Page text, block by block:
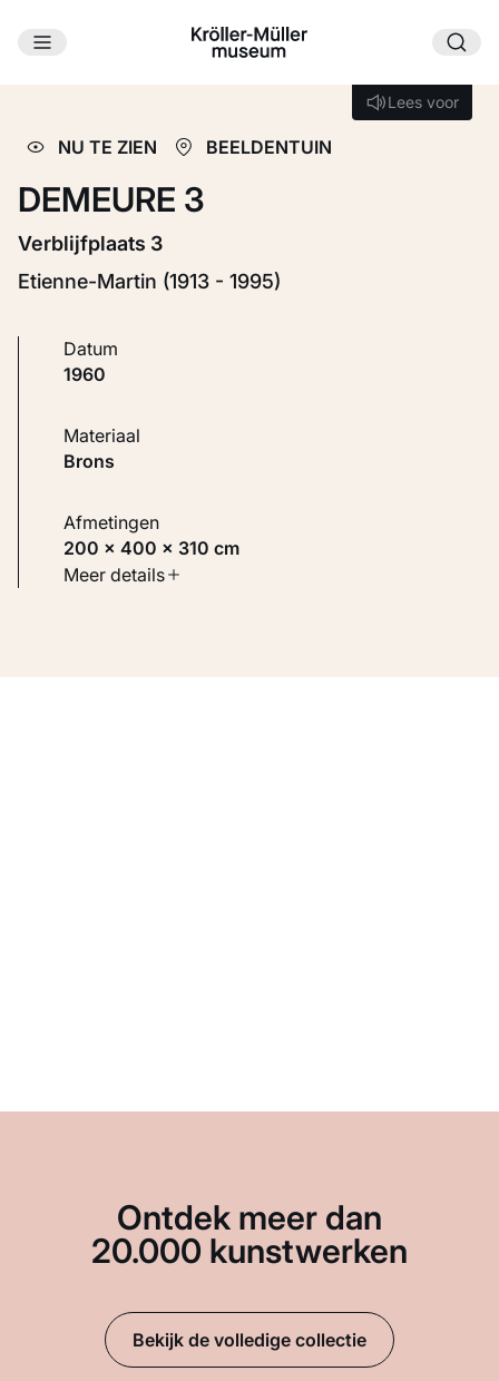
Ga naar hoofdinhoud
Lees voor
Lees voor
NU TE ZIEN BEELDENTUIN
DEMEURE 3
Verblijfplaats 3
Etienne-Martin (1913 - 1995)
Datum
1960
Materiaal
Brons
Afmetingen
200 × 400 × 310 cm
Soort werk
Meer details
Ontdek meer dan
20.000 kunstwerken
Bekijk de volledige collectie